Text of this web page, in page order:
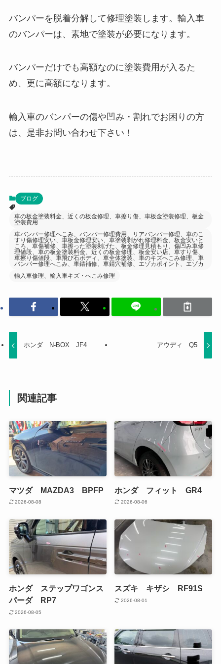
バンパーを脱着分解して修理塗装します。輸入車
のバンパーは、素地で塗装が必要になります。
バンパーだけでも高額なのに塗装費用が入るた
め、更に高額になります。
輸入車のバンパーの傷や凹み・割れでお困りの方
は、是非お問い合わせ下さい！
ブログ
車の板金塗装料金、近くの板金修理、車擦り傷、車板金塗装修理、板金
塗装費用
車バンパー修理へこみ、バンパー修理費用、リアバンパー修理、車のこ
すり傷修理安い、車板金修理安い、車塗装剥がれ修理料金、板金安いと
ころ、車傷補修、車擦った塗装剥げた、板金修理見積もり、傷凹み車修
理値段、車の板金塗装料金、近くの板金修理、板金安い店、車すり傷、
車擦り傷値段、車飛び石ボディ、車全体塗装、車のキズへこみ修理、車
バンパー修理へこみ、車錆補修、車錆穴補修、エゾカポイント、エゾカ
輸入車修理、輸入車キズ・へこみ修理
ホンダ N-BOX JF4 アウディ Q5
関連記事
マツダ MAZDA3 BPFP
2026-08-08
ホンダ フィット GR4
2026-08-06
ホンダ ステップワゴンス
パーダ RP7
2026-08-05
スズキ キザシ RF91S
2026-08-01